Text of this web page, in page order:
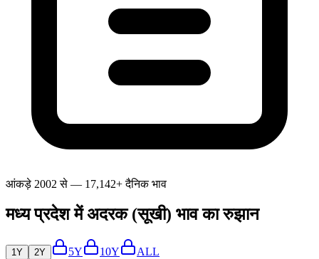
आंकड़े 2002 से — 17,142+ दैनिक भाव
मध्य प्रदेश में अदरक (सूखी) भाव का रुझान
1Y 2Y 5Y 10Y ALL